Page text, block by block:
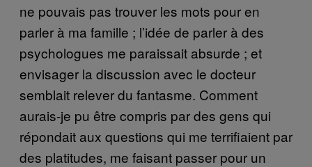
ne pouvais pas trouver les mots pour en
parler à ma famille ; l’idée de parler à des
psychologues me paraissait absurde ; et
envisager la discussion avec le docteur
semblait relever du fantasme. Comment
aurais-je pu être compris par des gens qui
répondait aux questions qui me terrifiaient par
des platitudes, me faisant passer pour un